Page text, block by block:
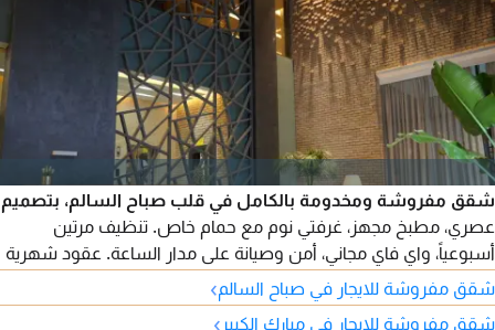
شقق مفروشة ومخدومة بالكامل في قلب صباح السالم، بتصميم
عصري، مطبخ مجهز، غرفتي نوم مع حمام خاص. تنظيف مرتين
أسبوعياً، واي فاي مجاني، أمن وصيانة على مدار الساعة. عقود شهرية
وسنوية، وموقع مميز قريب من المقاهي والجيم، وقهوة مختصة عند
مدخل البناية.
شقق مفروشة للايجار في صباح السالم›
شقق مفروشة للايجار في مبارك الكبير ›